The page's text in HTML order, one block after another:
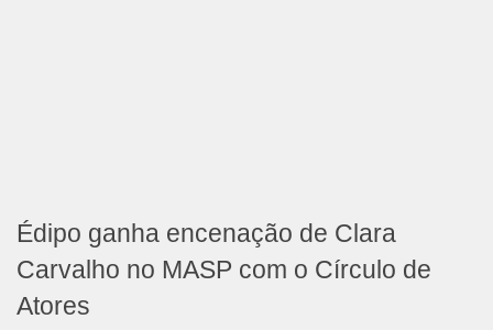
Édipo ganha encenação de Clara
Carvalho no MASP com o Círculo de
Atores